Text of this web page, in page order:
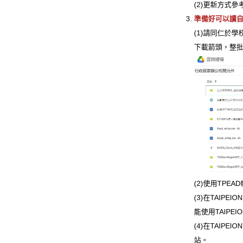
(2)更新方式參
準備好可以讀
(1)請同仁於學
下載箭頭，整
(2)使用TPEAD
(3)在
能使用
(4)在
站。